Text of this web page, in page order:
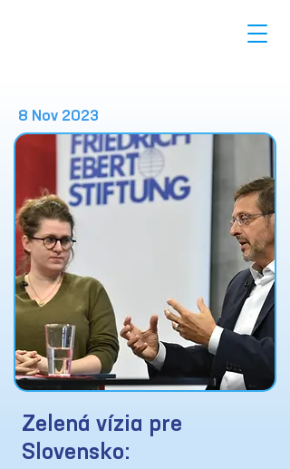
8 Nov 2023
Zelená vízia pre
Slovensko: